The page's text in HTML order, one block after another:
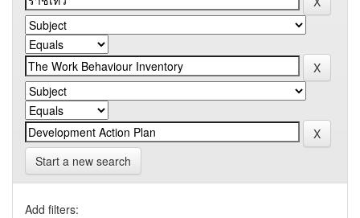
Start a new search
Add filters: